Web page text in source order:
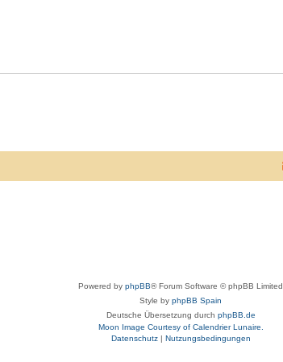
Powered by phpBB® Forum Software © phpBB Limited
Style by phpBB Spain
Deutsche Übersetzung durch phpBB.de
Moon Image Courtesy of Calendrier Lunaire.
Datenschutz| Nutzungsbedingungen